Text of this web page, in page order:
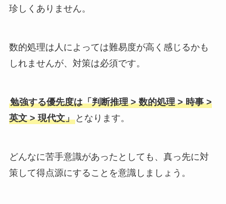
珍しくありません。
数的処理は人によっては難易度が高く感じるかも
しれませんが、対策は必須です。
勉強する優先度は「判断推理 > 数的処理 > 時事 >
英文 > 現代文」となります。
どんなに苦手意識があったとしても、真っ先に対
策して得点源にすることを意識しましょう。